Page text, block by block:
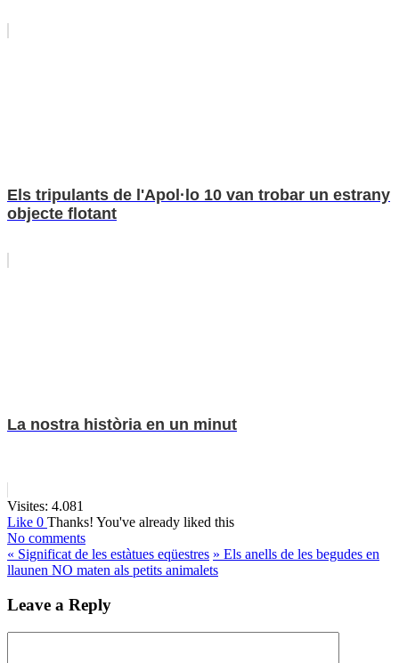
Els tripulants de l'Apol·lo 10 van trobar un estrany
objecte flotant
La nostra història en un minut
Visites: 4.081
Like 0 Thanks! You've already liked this
No comments
« Significat de les estàtues eqüestres » Els anells de les begudes en
llaunen NO maten als petits animalets
Leave a Reply